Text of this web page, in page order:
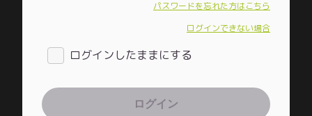
パスワードを忘れた方はこちら
ログインできない場合
ログインしたままにする